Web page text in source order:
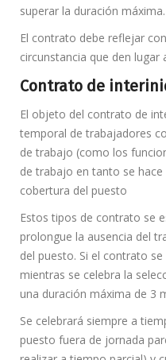
superar la duración máxima.
El contrato debe reflejar
circunstancia que den
Contrato de
El objeto del contrato de
temporal de trabajadores
de trabajo (como los
de trabajo en tanto se
cobertura del puesto
Estos tipos de contrato se
prolongue la ausencia del
del puesto. Si el contrato
mientras se celebra la
una duración máxima de 3
Se celebrará siempre a
puesto fuera de jornada